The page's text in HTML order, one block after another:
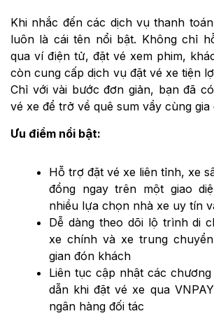
Khi nhắc đến các dịch vụ thanh
luôn là cái tên nổi bật. Không chỉ
qua ví điện tử, đặt vé xem phim,
còn cung cấp dịch vụ đặt vé xe tiện
Chỉ với vài bước đơn giản, bạn đã
vé xe để trở về quê sum vầy cùng gia
Ưu điểm nổi bật:
Hỗ trợ đặt vé xe liên tỉnh, xe
đồng ngay trên một giao
nhiều lựa chọn nhà xe uy tín
Dễ dàng theo dõi lộ trình di
xe chính và xe trung
gian đón khách
Liên tục cập nhật các
dẫn khi đặt vé xe qua
ngân hàng đối tác